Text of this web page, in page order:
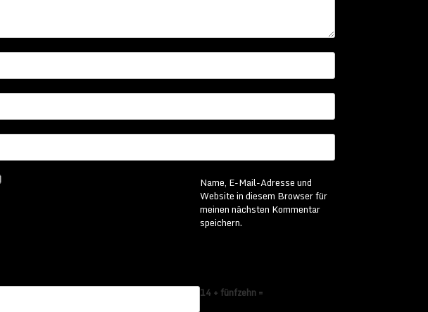
Name, E-Mail-Adresse und
Website in diesem Browser für
meinen nächsten Kommentar
speichern.
14 + fünfzehn =